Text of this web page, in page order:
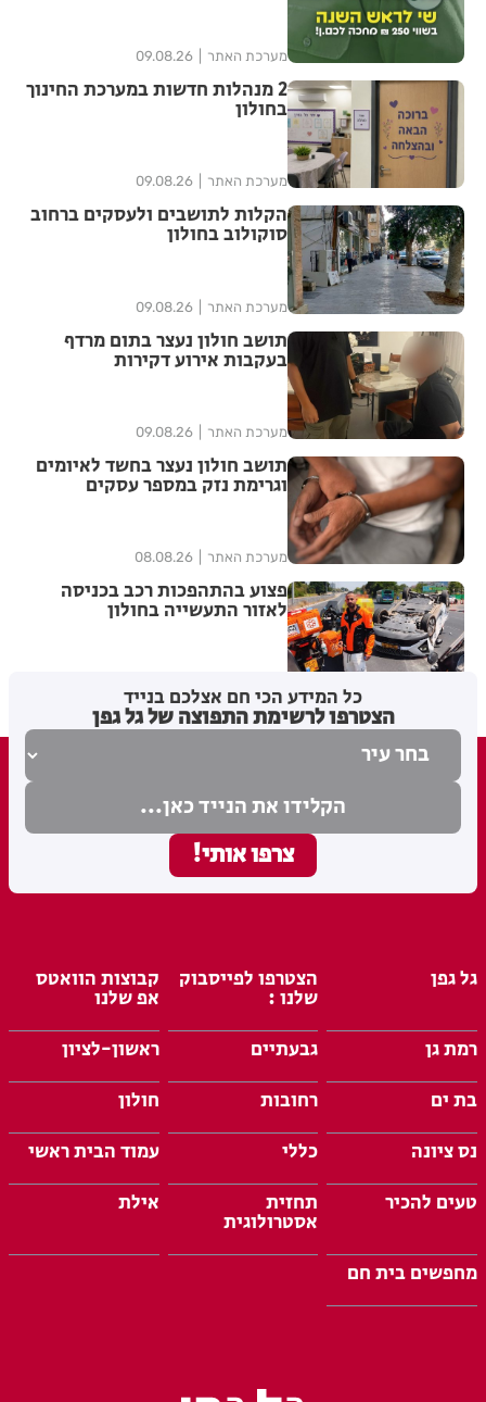
מערכת האתר 09.08.26
2 מנהלות חדשות במערכת החינוך
בחולון
מערכת האתר 09.08.26
הקלות לתושבים ולעסקים ברחוב
סוקולוב בחולון
מערכת האתר 09.08.26
תושב חולון נעצר בתום מרדף
בעקבות אירוע דקירות
מערכת האתר 09.08.26
תושב חולון נעצר בחשד לאיומים
וגרימת נזק במספר עסקים
מערכת האתר 08.08.26
פצוע בהתהפכות רכב בכניסה
לאזור התעשייה בחולון
כל המידע הכי חם אצלכם בנייד
הצטרפו לרשימת התפוצה של גל גפן
גל גפן הצטרפו לפייסבוק
שלנו :
קבוצות הוואטס
אפ שלנו
רמת גן
גבעתיים
ראשון-לציון
בת ים
רחובות
חולון
נס ציונה
כללי
עמוד הבית ראשי
טעים להכיר
תחזית
אסטרולוגית
אילת
מחפשים בית חם